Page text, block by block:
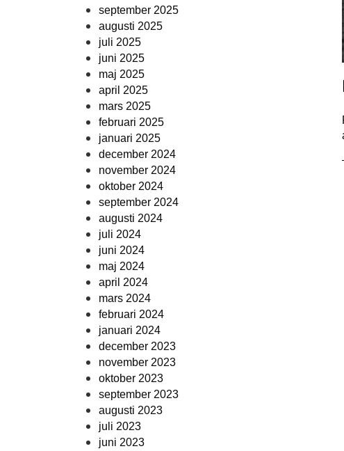
september 2025
augusti 2025
juli 2025
juni 2025
maj 2025
april 2025
mars 2025
februari 2025
januari 2025
december 2024
november 2024
oktober 2024
september 2024
augusti 2024
juli 2024
juni 2024
maj 2024
april 2024
mars 2024
februari 2024
januari 2024
december 2023
november 2023
oktober 2023
september 2023
augusti 2023
juli 2023
juni 2023